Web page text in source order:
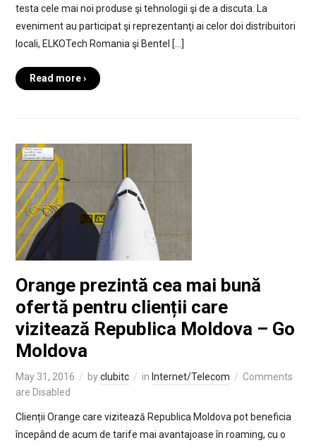
testa cele mai noi produse şi tehnologii şi de a discuta. La
eveniment au participat şi reprezentanţi ai celor doi distribuitori
locali, ELKOTech Romania şi Bentel […]
Read more ›
Orange prezintă cea mai bună
ofertă pentru clienții care
vizitează Republica Moldova – Go
Moldova
May 31, 2016 byclubitc in Internet/Telecom
Comments
are Disabled
Clienții Orange care vizitează Republica Moldova pot beneficia
începând de acum de tarife mai avantajoase în roaming, cu o